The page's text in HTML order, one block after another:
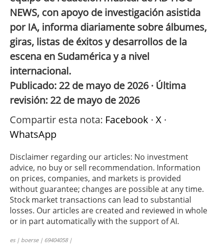
NEWS, con apoyo de investigación asistida
por IA, informa diariamente sobre álbumes,
giras, listas de éxitos y desarrollos de la
escena en Sudamérica y a nivel
internacional.
Publicado: 22 de mayo de 2026 · Última
revisión: 22 de mayo de 2026
Compartir esta nota: Facebook · X ·
WhatsApp
Disclaimer regarding our articles: No investment
advice, no buy or sell recommendation. Information
on prices, companies, and markets is provided
without guarantee; changes are possible at any time.
Stock market transactions can lead to substantial
losses. Our articles are created and reviewed in whole
or in part automatically with the support of AI.
es | boerse | 69404058 |